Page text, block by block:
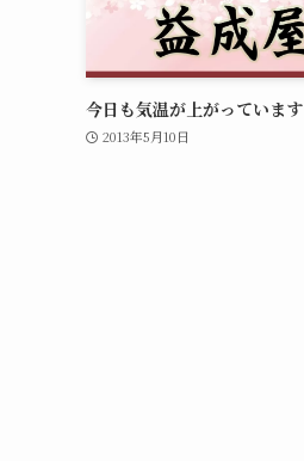
今日も気温が上がっています
2013年5月10日